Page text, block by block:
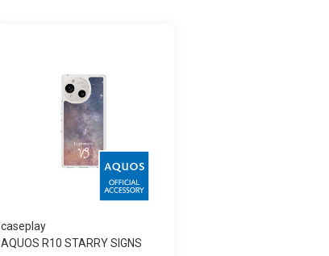
caseplay
AQUOS R10 STARRY SIGNS